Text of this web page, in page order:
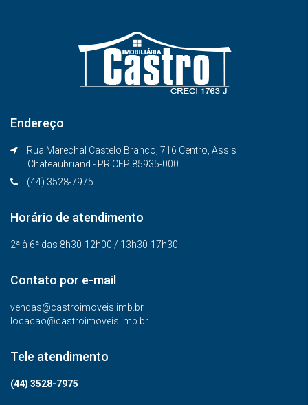
Endereço
Rua Marechal Castelo Branco, 716 Centro, Assis
Chateaubriand - PR CEP 85935-000
(44) 3528-7975
Horário de atendimento
2ª à 6ª das 8h30-12h00 / 13h30-17h30
Contato por e-mail
vendas@castroimoveis.imb.br
locacao@castroimoveis.imb.br
Tele atendimento
(44) 3528-7975